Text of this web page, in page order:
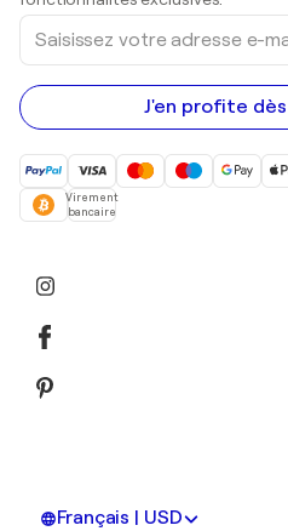
Saisissez
votre
adresse
e-
mail
J'en profite
Virement
bancaire
Français | USD